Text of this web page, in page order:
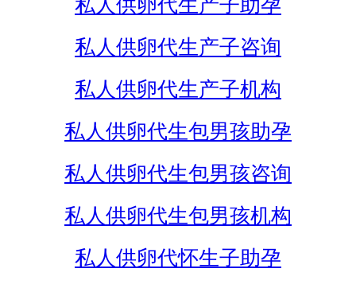
私人供卵代生产子助孕
私人供卵代生产子咨询
私人供卵代生产子机构
私人供卵代生包男孩助孕
私人供卵代生包男孩咨询
私人供卵代生包男孩机构
私人供卵代怀生子助孕